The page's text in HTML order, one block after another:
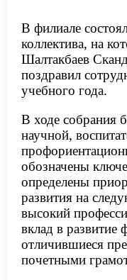
В филиале
коллектива, на
Шалтакбаев
поздравил
учебного года.
В ходе собрания
научной,
обозначены
определены
развития на
высокий
вклад в развитие
отличившиеся
почетными